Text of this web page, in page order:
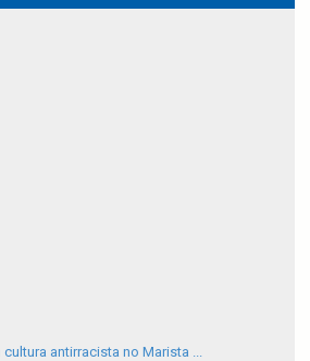
antirracista no Marista ...